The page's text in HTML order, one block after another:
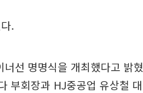
.
선 명명식을 개최했다고 밝혔
부회장과 HJ중공업 유상철 대